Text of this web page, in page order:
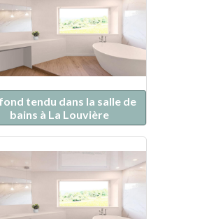
tendu dans la salle de
bains à La Louvière